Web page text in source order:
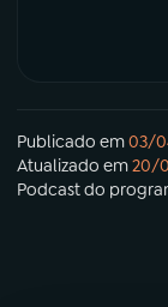
Publicado em03/
Atualizado em20/
Podcastdo